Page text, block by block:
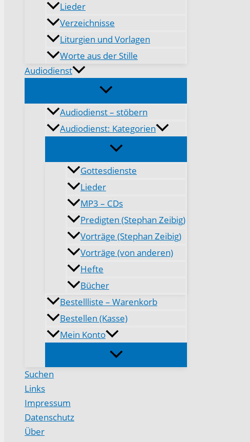
Lieder
Verzeichnisse
Liturgien und Vorlagen
Worte aus der Stille
Audiodienst
Audiodienst – stöbern
Audiodienst: Kategorien
Gottesdienste
Lieder
MP3 – CDs
Predigten (Stephan Zeibig)
Vorträge (Stephan Zeibig)
Vorträge (von anderen)
Hefte
Bücher
Bestellliste – Warenkorb
Bestellen (Kasse)
Mein Konto
Suchen
Links
Impressum
Datenschutz
Über